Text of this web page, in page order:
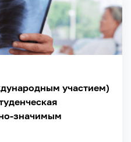
участием)
значимым